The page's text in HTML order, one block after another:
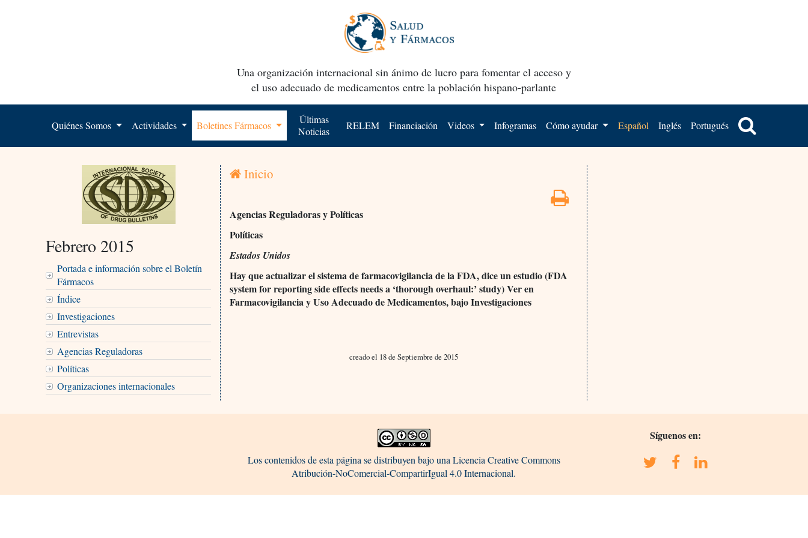
Una organización internacional sin ánimo de lucro para fomentar el acceso y
el uso adecuado de medicamentos entre la población hispano-parlante
Quiénes Somos Actividades Boletines Fármacos
Últimas
Noticias
RELEM Financiación Videos Infogramas Cómo ayudar Español Inglés Portugués
Febrero 2015
Portada e información sobre el Boletín
Fármacos
Índice
Investigaciones
Entrevistas
Agencias Reguladoras
Políticas
Organizaciones internacionales
Inicio
Agencias Reguladoras y Políticas
Políticas
Estados Unidos
Hay que actualizar el sistema de farmacovigilancia de la FDA, dice un estudio (FDA
system for reporting side effects needs a ‘thorough overhaul:’ study) Ver en
Farmacovigilancia y Uso Adecuado de Medicamentos, bajo Investigaciones
creado el 18 de Septiembre de 2015
Los contenidos de esta página se distribuyen bajo una Licencia Creative Commons
Atribución-NoComercial-CompartirIgual 4.0 Internacional.
Síguenos en: